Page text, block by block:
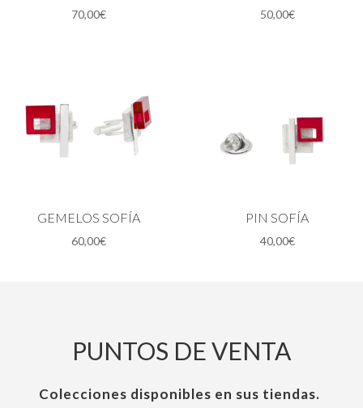
70,00€ 50,00€
GEMELOS SOFÍA
60,00€
PIN SOFÍA
40,00€
PUNTOS DE VENTA
Colecciones disponibles en sus tiendas.